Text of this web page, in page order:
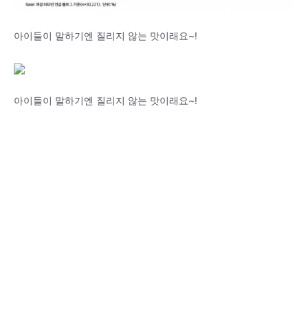
아이들이 말하기엔 질리지 않는 맛이래요~!
아이들이 말하기엔 질리지 않는 맛이래요~!